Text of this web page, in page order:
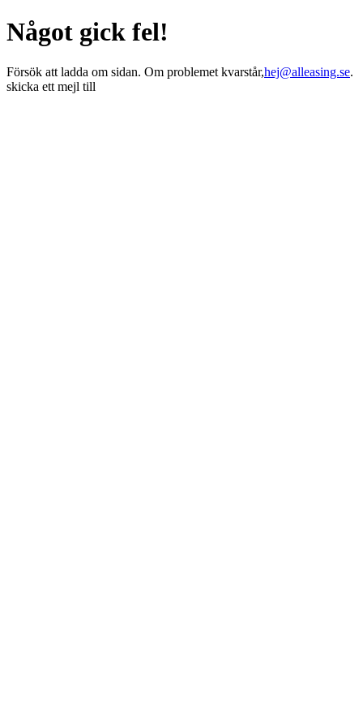
Något gick fel!
Försök att ladda om sidan. Om problemet kvarstår,hej@alleasing.se.
skicka ett mejl till